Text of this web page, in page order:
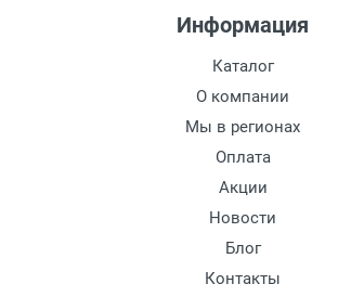
Информация
Каталог
О компании
Мы в регионах
Оплата
Акции
Новости
Блог
Контакты